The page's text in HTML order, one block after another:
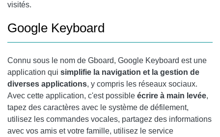
visités.
Google Keyboard
Connu sous le nom de Gboard, Google Keyboard est une
application qui simplifie la navigation et la gestion de
diverses applications, y compris les réseaux sociaux.
Avec cette application, c'est possible écrire à main levée,
tapez des caractères avec le système de défilement,
utilisez les commandes vocales, partagez des informations
avec vos amis et votre famille, utilisez le service